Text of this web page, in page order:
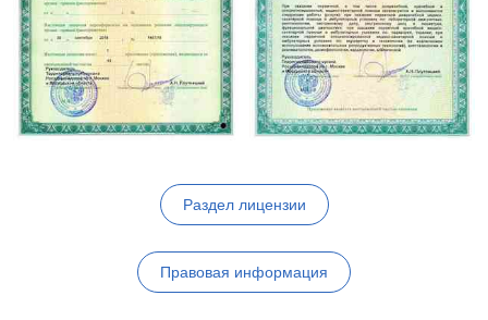
Раздел лицензии
Правовая информация